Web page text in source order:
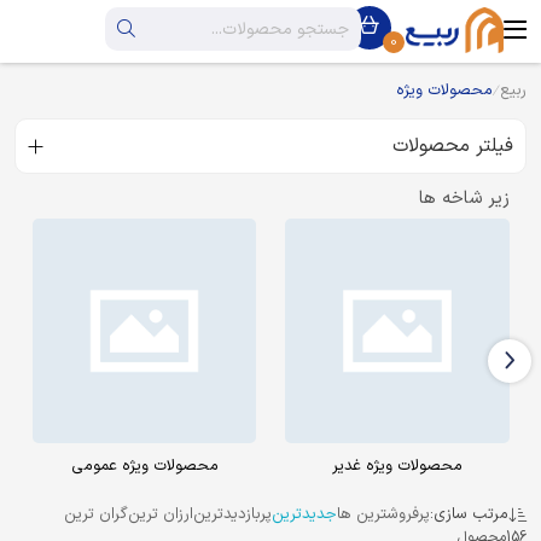
0
ربیع محصولات ویژه
فیلتر محصولات
زیر شاخه ها
محصولات ویژه غدیر
محصولات ویژه عمومی
مرتب سازی:پرفروشترین هاجدیدترینپربازدیدترینارزان ترینگران ترین